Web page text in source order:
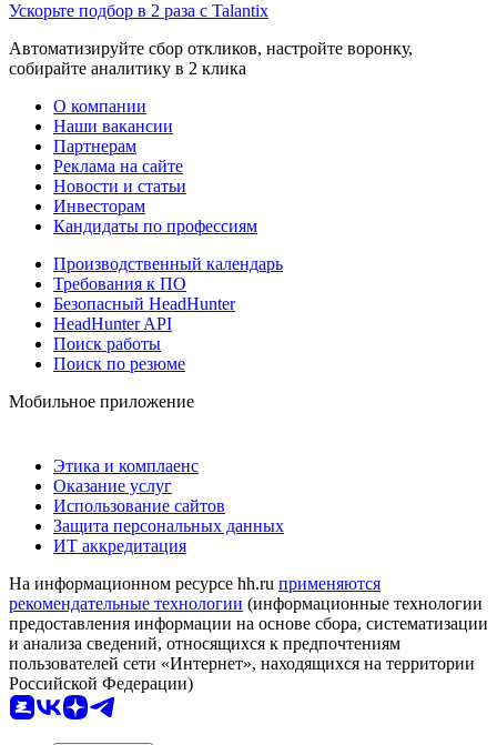
Ускорьте подбор в 2 раза с Talantix
Автоматизируйте сбор откликов, настройте воронку,
собирайте аналитику в 2 клика
О компании
Наши вакансии
Партнерам
Реклама на сайте
Новости и статьи
Инвесторам
Кандидаты по профессиям
Производственный календарь
Требования к ПО
Безопасный HeadHunter
HeadHunter API
Поиск работы
Поиск по резюме
Мобильное приложение
Этика и комплаенс
Оказание услуг
Использование сайтов
Защита персональных данных
ИТ аккредитация
На информационном ресурсе hh.ru применяются
рекомендательные технологии (информационные технологии
предоставления информации на основе сбора, систематизации
и анализа сведений, относящихся к предпочтениям
пользователей сети «Интернет», находящихся на территории
Российской Федерации)